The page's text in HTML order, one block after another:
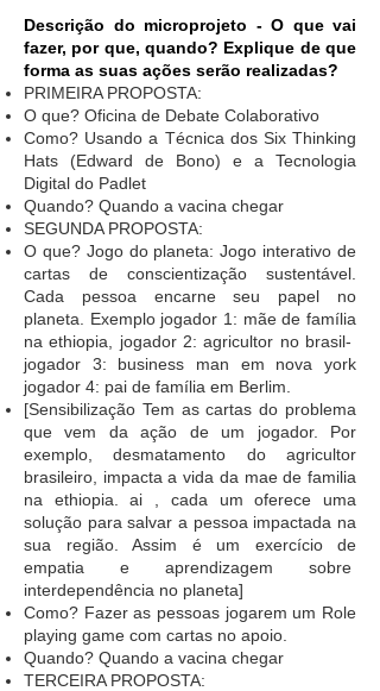
Descrição do microprojeto - O que vai
fazer, por que, quando? Explique de que
forma as suas ações serão realizadas?
PRIMEIRA PROPOSTA:
O que? Oficina de Debate Colaborativo
Como? Usando a Técnica dos Six Thinking
Hats (Edward de Bono) e a Tecnologia
Digital do Padlet
Quando? Quando a vacina chegar
SEGUNDA PROPOSTA:
O que? Jogo do planeta: Jogo interativo de
cartas de conscientização sustentável.
Cada pessoa encarne seu papel no
planeta. Exemplo jogador 1: mãe de família
na ethiopia, jogador 2: agricultor no brasil-
jogador 3: business man em nova york
jogador 4: pai de família em Berlim.
[Sensibilização Tem as cartas do problema
que vem da ação de um jogador. Por
exemplo, desmatamento do agricultor
brasileiro, impacta a vida da mae de familia
na ethiopia. ai , cada um oferece uma
solução para salvar a pessoa impactada na
sua região. Assim é um exercício de
empatia e aprendizagem sobre
interdependência no planeta]
Como? Fazer as pessoas jogarem um Role
playing game com cartas no apoio.
Quando? Quando a vacina chegar
TERCEIRA PROPOSTA: